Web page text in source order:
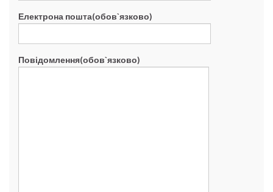
Електрона пошта(обов`язково)
Повідомлення(обов`язково)